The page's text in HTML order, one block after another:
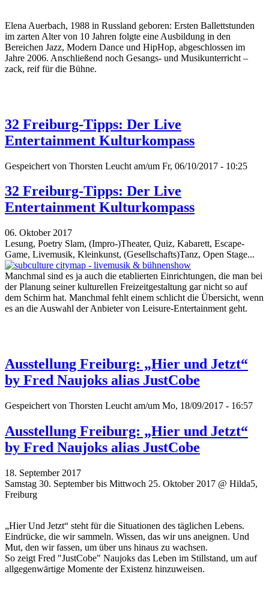
Elena Auerbach, 1988 in Russland geboren: Ersten Ballettstunden
im zarten Alter von 10 Jahren folgte eine Ausbildung in den
Bereichen Jazz, Modern Dance und HipHop, abgeschlossen im
Jahre 2006. Anschließend noch Gesangs- und Musikunterricht –
zack, reif für die Bühne.
32 Freiburg-Tipps: Der Live
Entertainment Kulturkompass
Gespeichert von Thorsten Leucht am/um Fr, 06/10/2017 - 10:25
32 Freiburg-Tipps: Der Live
Entertainment Kulturkompass
06. Oktober 2017
Lesung, Poetry Slam, (Impro-)Theater, Quiz, Kabarett, Escape-
Game, Livemusik, Kleinkunst, (Gesellschafts)Tanz, Open Stage...
Manchmal sind es ja auch die etablierten Einrichtungen, die man bei
der Planung seiner kulturellen Freizeitgestaltung gar nicht so auf
dem Schirm hat. Manchmal fehlt einem schlicht die Übersicht, wenn
es an die Auswahl der Anbieter von Leisure-Entertainment geht.
Ausstellung Freiburg: „Hier und Jetzt“
by Fred Naujoks alias JustCobe
Gespeichert von Thorsten Leucht am/um Mo, 18/09/2017 - 16:57
Ausstellung Freiburg: „Hier und Jetzt“
by Fred Naujoks alias JustCobe
18. September 2017
Samstag 30. September bis Mittwoch 25. Oktober 2017 @ Hilda5,
Freiburg
„Hier Und Jetzt“ steht für die Situationen des täglichen Lebens.
Eindrücke, die wir sammeln. Wissen, das wir uns aneignen. Und
Mut, den wir fassen, um über uns hinaus zu wachsen.
So zeigt Fred "JustCobe" Naujoks das Leben im Stillstand, um auf
allgegenwärtige Momente der Existenz hinzuweisen.